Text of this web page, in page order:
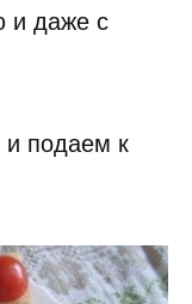
и даже с
и подаем к